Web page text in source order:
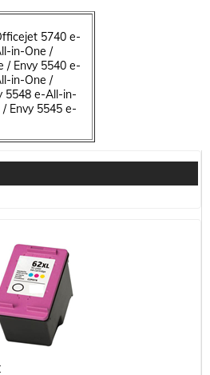
5740 e-
in-One /
/ Envy 5540 e-
in-One /
5548 e-All-in-
Envy 5545 e-